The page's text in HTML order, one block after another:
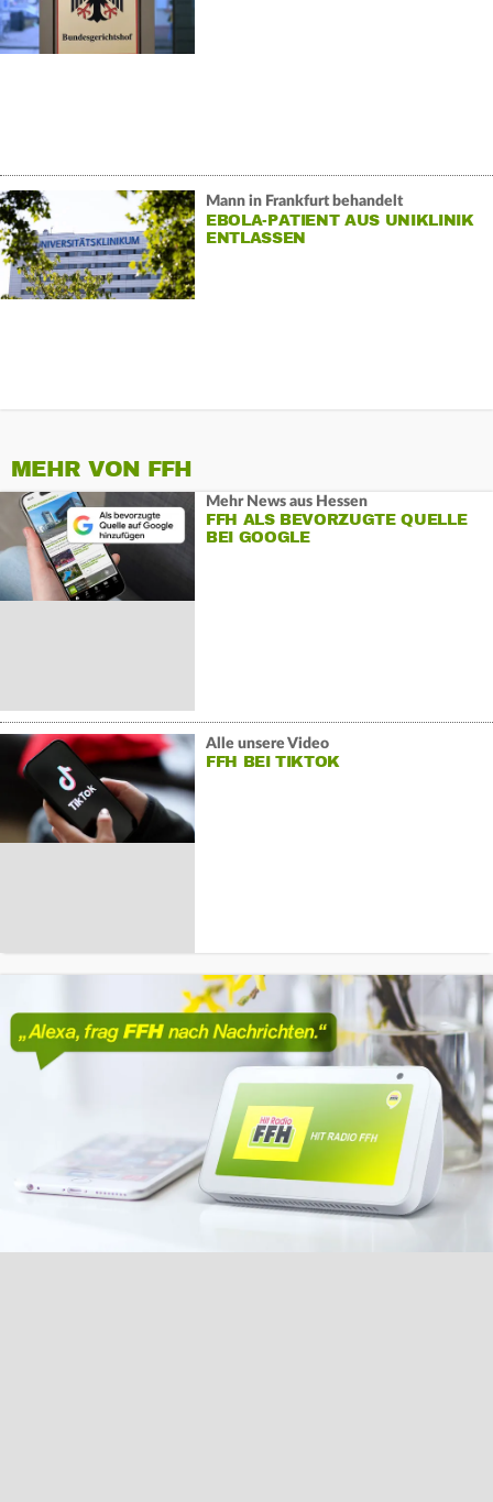
Mann in Frankfurt behandelt
EBOLA-PATIENT AUS UNIKLINIK
ENTLASSEN
MEHR VON FFH
Mehr News aus Hessen
FFH ALS BEVORZUGTE QUELLE
BEI GOOGLE
Alle unsere Video
FFH BEI TIKTOK